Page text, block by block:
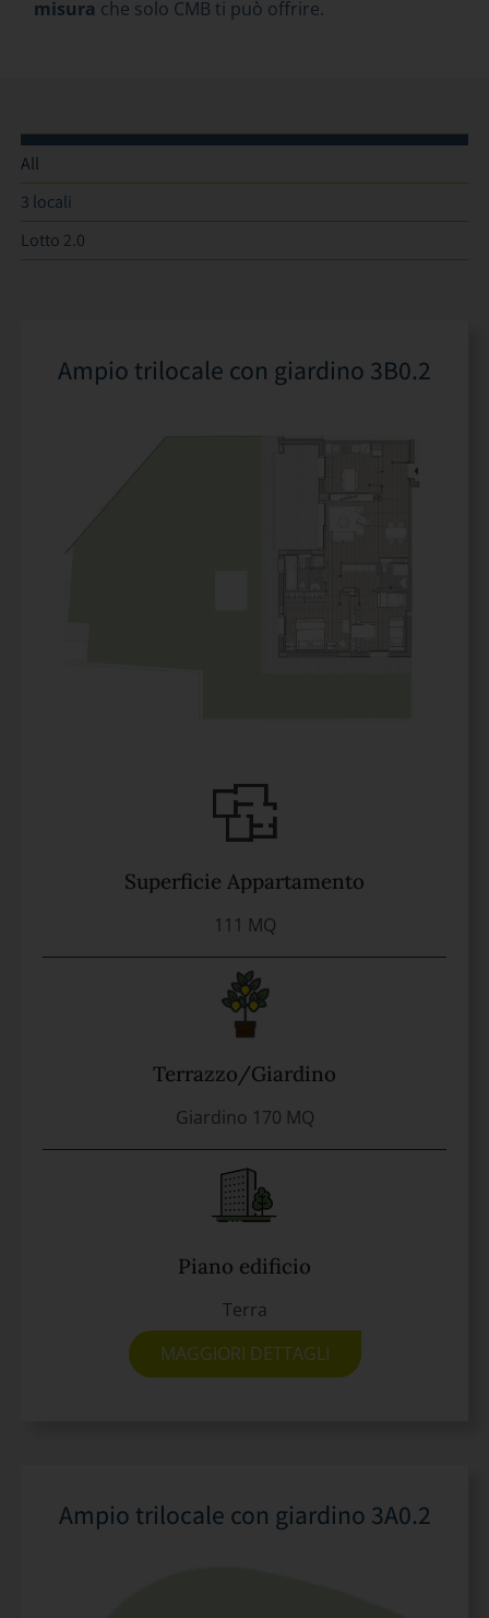
misura che solo CMB ti può offrire.
All
3 locali
Lotto 2.0
Ampio trilocale con giardino 3B0.2
Superficie Appartamento
111 MQ
Terrazzo/Giardino
Giardino 170 MQ
Piano edificio
Terra
MAGGIORI DETTAGLI
Ampio trilocale con giardino 3A0.2